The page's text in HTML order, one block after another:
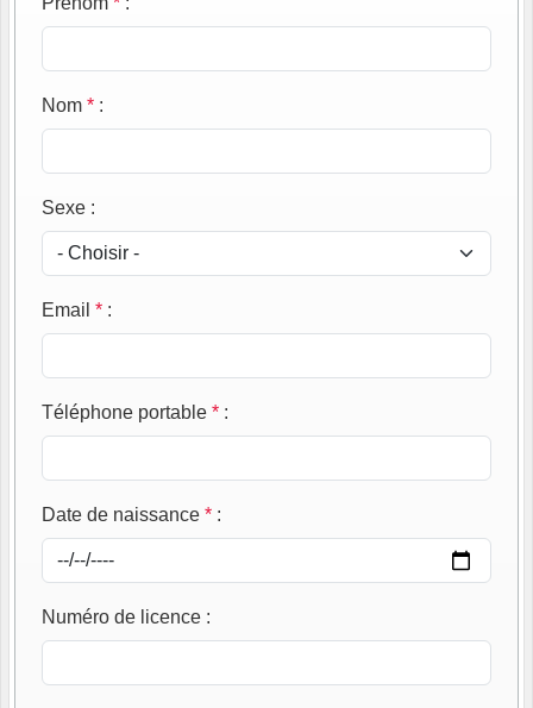
Nom * :
Sexe :
Email * :
Téléphone portable * :
Date de naissance * :
Numéro de licence :